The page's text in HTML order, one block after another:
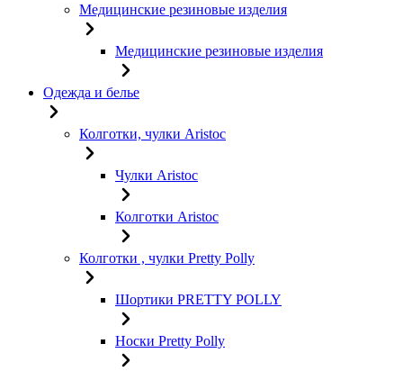
Медицинские резиновые изделия
Медицинские резиновые изделия
Одежда и белье
Колготки, чулки Aristoc
Чулки Aristoc
Колготки Aristoc
Колготки , чулки Pretty Polly
Шортики PRETTY POLLY
Носки Pretty Polly